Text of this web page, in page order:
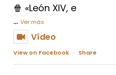
🍿 «León XIV, e
... Ver más
Vídeo
View on Facebook · Share